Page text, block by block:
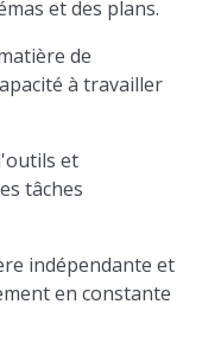
et des plans.
de
à travailler
et
tâches
indépendante et
en constante